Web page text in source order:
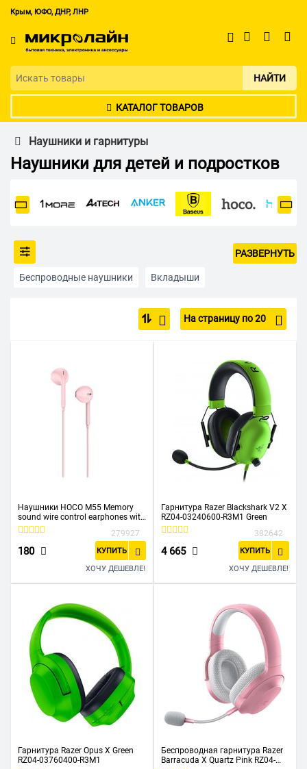
Крым, ЮФО, ДНР, ЛНР
НАЙТИ
КАТАЛОГ ТОВАРОВ
Наушники и гарнитуры
Наушники для детей и подростков
Беспроводные наушники Вкладыши
Детские
Беспроводные JBL
Для PlayStation и Xbox Для телевизора
Для компьютера с микрофоном Недорогие
3.5 мм
РАЗВЕРНУТЬ
На страницу по 20
Наушники HOCO M55 Memory
sound wire control earphones with
mic pink
279927
180 КУПИТЬ
ХОЧУ ДЕШЕВЛЕ!
Гарнитура Razer Blackshark V2 X
RZ04-03240600-R3M1 Green
382642
4 665 КУПИТЬ
ХОЧУ ДЕШЕВЛЕ!
Гарнитура Razer Opus X Green
RZ04-03760400-R3M1
Беспроводная гарнитура Razer
Barracuda X Quartz Pink RZ04-